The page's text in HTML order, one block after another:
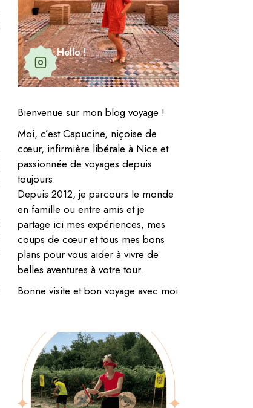
Hello !
Bienvenue sur mon blog voyage !
Moi, c’est Capucine, niçoise de
cœur, infirmière libérale à Nice et
passionnée de voyages depuis
toujours.
Depuis 2012, je parcours le monde
en famille ou entre amis et je
partage ici mes expériences, mes
coups de cœur et tous mes bons
plans pour vous aider à vivre de
belles aventures à votre tour.
Bonne visite et bon voyage avec moi